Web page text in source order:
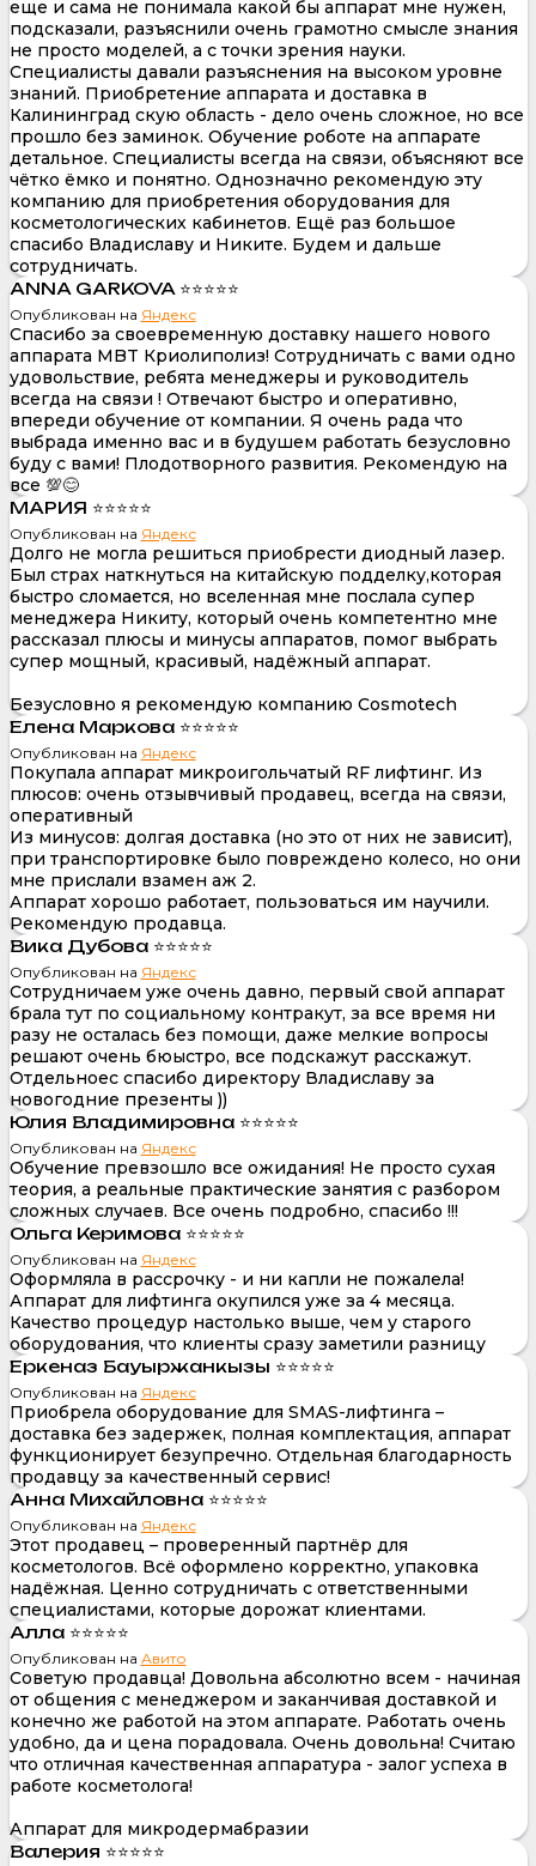
еще и сама не понимала какой бы аппарат мне нужен,
подсказали, разъяснили очень грамотно смысле знания
не просто моделей, а с точки зрения науки.
Специалисты давали разъяснения на высоком уровне
знаний. Приобретение аппарата и доставка в
Калининград скую область - дело очень сложное, но все
прошло без заминок. Обучение роботе на аппарате
детальное. Специалисты всегда на связи, объясняют все
чётко ёмко и понятно. Однозначно рекомендую эту
компанию для приобретения оборудования для
косметологических кабинетов. Ещё раз большое
спасибо Владиславу и Никите. Будем и дальше
сотрудничать.
ANNA GARKOVA ⭐⭐⭐⭐⭐
Опубликован на Яндекс
Спасибо за своевременную доставку нашего нового
аппарата MBT Криолиполиз! Сотрудничать с вами одно
удовольствие, ребята менеджеры и руководитель
всегда на связи ! Отвечают быстро и оперативно,
впереди обучение от компании. Я очень рада что
выбрада именно вас и в будушем работать безусловно
буду с вами! Плодотворного развития. Рекомендую на
все 💯😊
МАРИЯ ⭐⭐⭐⭐⭐
Опубликован на Яндекс
Долго не могла решиться приобрести диодный лазер.
Был страх наткнуться на китайскую подделку,которая
быстро сломается, но вселенная мне послала супер
менеджера Никиту, который очень компетентно мне
рассказал плюсы и минусы аппаратов, помог выбрать
супер мощный, красивый, надёжный аппарат.
Безусловно я рекомендую компанию Cosmotech
Елена Маркова ⭐⭐⭐⭐⭐
Опубликован на Яндекс
Покупала аппарат микроигольчатый RF лифтинг. Из
плюсов: очень отзывчивый продавец, всегда на связи,
оперативный
Из минусов: долгая доставка (но это от них не зависит),
при транспортировке было повреждено колесо, но они
мне прислали взамен аж 2.
Аппарат хорошо работает, пользоваться им научили.
Рекомендую продавца.
Вика Дубова ⭐⭐⭐⭐⭐
Опубликован на Яндекс
Сотрудничаем уже очень давно, первый свой аппарат
брала тут по социальному контракут, за все время ни
разу не осталась без помощи, даже мелкие вопросы
решают очень бюыстро, все подскажут расскажут.
Отдельноес спасибо директору Владиславу за
новогодние презенты ))
Юлия Владимировна ⭐⭐⭐⭐⭐
Опубликован на Яндекс
Обучение превзошло все ожидания! Не просто сухая
теория, а реальные практические занятия с разбором
сложных случаев. Все очень подробно, спасибо !!!
Ольга Керимова ⭐⭐⭐⭐⭐
Опубликован на Яндекс
Оформляла в рассрочку - и ни капли не пожалела!
Аппарат для лифтинга окупился уже за 4 месяца.
Качество процедур настолько выше, чем у старого
оборудования, что клиенты сразу заметили разницу
Еркеназ Бауыржанкызы ⭐⭐⭐⭐⭐
Опубликован на Яндекс
Приобрела оборудование для SMAS-лифтинга –
доставка без задержек, полная комплектация, аппарат
функционирует безупречно. Отдельная благодарность
продавцу за качественный сервис!
Анна Михайловна ⭐⭐⭐⭐⭐
Опубликован на Яндекс
Этот продавец – проверенный партнёр для
косметологов. Всё оформлено корректно, упаковка
надёжная. Ценно сотрудничать с ответственными
специалистами, которые дорожат клиентами.
Алла ⭐⭐⭐⭐⭐
Опубликован на Авито
Советую продавца! Довольна абсолютно всем - начиная
от общения с менеджером и заканчивая доставкой и
конечно же работой на этом аппарате. Работать очень
удобно, да и цена порадовала. Очень довольна! Считаю
что отличная качественная аппаратура - залог успеха в
работе косметолога!
Аппарат для микродермабразии
Валерия ⭐⭐⭐⭐⭐